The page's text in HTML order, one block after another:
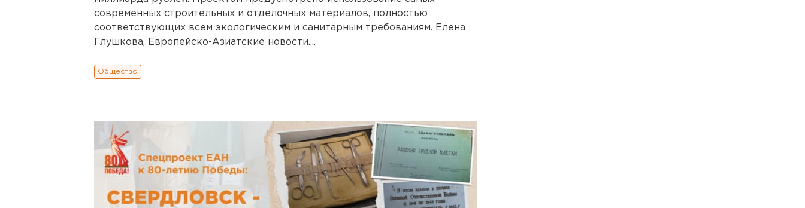
современных строительных и отделочных материалов, полностью
соответствующих всем экологическим и санитарным требованиям. Елена
Глушкова, Европейско-Азиатские новости....
Общество